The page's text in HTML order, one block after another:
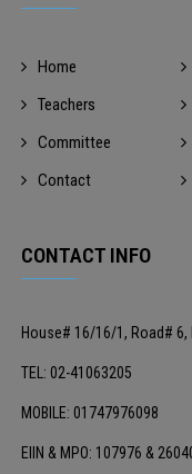
Home
Teachers
Committee
Contact
CONTACT INFO
House# 16/16/1, Road# 6,
TEL: 02-41063205
MOBILE: 01747976098
EIIN & MPO: 107976 &